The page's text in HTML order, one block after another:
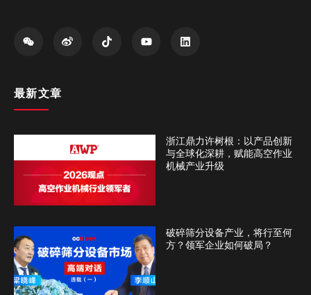
最新文章
浙江鼎力许树根：以产品创新
与全球化深耕，赋能高空作业
机械产业升级
破碎筛分设备产业，将行至何
方？领军企业如何破局？